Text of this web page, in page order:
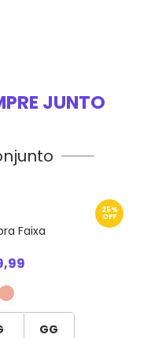
JUNTO
25%
OFF
Faixa
GG